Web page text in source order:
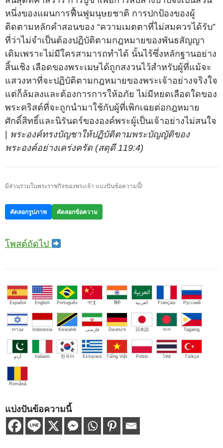
หนึ่งของแผนการฟื้นฟูมนุษยชาติ การปกป้องของผู้
ติดตามหลักคำสอนของ “ความเมตตาที่ไม่สมควรได้รับ”
ที่ว่าไม่จำเป็นต้องปฏิบัติตามกฎหมายของพันธสัญญา
เดิมเพราะไม่มีใครสามารถทำได้ นั้นไร้ซึ่งหลักฐานอย่าง
สิ้นเชิง เลือดของพระเมษได้ถูกสงวนไว้สำหรับผู้ที่แม้จะ
แสวงหาที่จะปฏิบัติตามกฎหมายของพระเจ้าอย่างจริงใจ
แต่ก็ล้มลงและต้องการการให้อภัย ไม่มีหยดเลือดใดของ
พระคริสต์ที่จะถูกนำมาใช้กับผู้ที่เพิกเฉยต่อกฎหมาย
ศักดิ์สิทธิ์และนิรันดร์ขององค์พระผู้เป็นเจ้าอย่างไม่สนใจ
พระองค์ทรงบัญชาให้ปฏิบัติตามพระบัญญัติของ
พระองค์อย่างเคร่งครัด (สดุดี 119:4)
มีส่วนร่วมในพระราชกิจของพระเจ้า แบ่งปันข้อความนี้!
คัดลอกรูปภาพ คัดลอกข้อความ
โพสต์ถัดไป
Español English Português 中文 हिंदी العربية Français Русский
עברית Indonesia Kiswahili فارسی Deutsch 日本語 বাংলা Tagalog
اُردو Italiano 한국어 Ελληνικά Tiếng Việt Polski ไทย Türkçe
Română
แบ่งปันข้อความนี้